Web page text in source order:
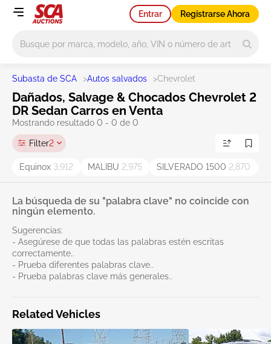
Entrar Registrarse Ahora
Subasta de SCA >Autos salvados >Chevrolet
Dañados, Salvage & Chocados Chevrolet 2
DR Sedan Carros en Venta
Mostrando resultado 0 - 0 de 0
Filter2
Equinox 3,912 MALIBU 2,975 SILVERADO 1500 2,870
La búsqueda de su "palabra clave" no coincide con
ningún elemento.
Sugerencias:
- Asegúrese de que todas las palabras estén escritas
correctamente..
- Prueba diferentes palabras clave..
- Prueba palabras clave más generales..
Related Vehicles